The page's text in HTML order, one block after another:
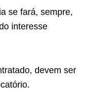
se fará, sempre,
interesse
devem ser